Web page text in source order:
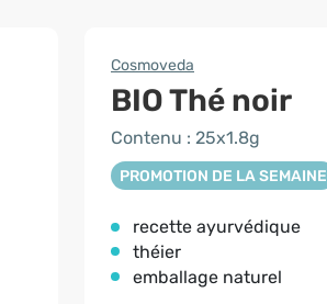
Cosmoveda
BIO Thé noir
Contenu : 25x1.8g
PROMOTION DE LA SEMAINE
recette ayurvédique
théier
emballage naturel